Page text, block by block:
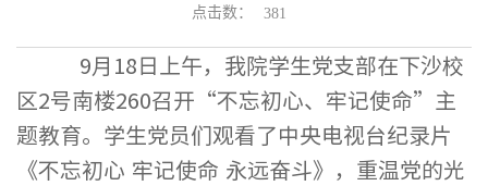
点击数：
381
9月18日上午，我院学生党支部在下沙校
区2号南楼260召开“不忘初心、牢记使命”主
题教育。学生党员们观看了中央电视台纪录片
《不忘初心 牢记使命 永远奋斗》，重温党的光